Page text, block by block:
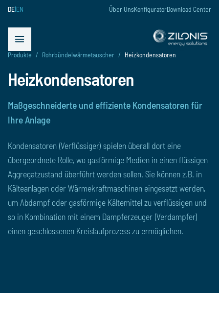
DE|EN Über UnsKonfiguratorDownload Center
Menü öffnen
Produkte / Rohrbündelwärmetauscher / Heizkondensatoren
Heizkondensatoren
Maßgeschneiderte und effiziente Kondensatoren für
Ihre Anlage
Kondensatoren (Verflüssiger) spielen überall dort eine
übergeordnete Rolle, wo gasförmige Medien in einen flüssigen
Aggregatzustand überführt werden sollen. Sie können z.B. in
Kälteanlagen oder Wärmekraftmaschinen eingesetzt werden,
um Abdampf oder gasförmige Kältemittel zu verflüssigen und
so in Kombination mit einem Dampferzeuger (Verdampfer)
einen geschlossenen Kreislaufprozess zu ermöglichen.